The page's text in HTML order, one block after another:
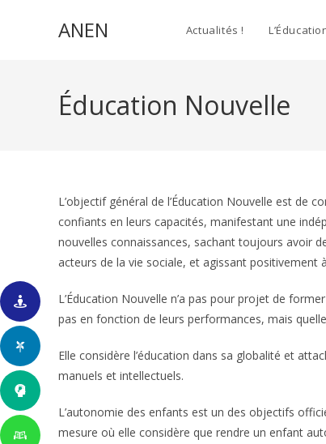
ANEN Actualités !
Éducation Nouvelle
L’objectif général de l’Éducation Nouvelle est de
confiants en leurs capacités, manifestant une
nouvelles connaissances, sachant toujours avoir
acteurs de la vie sociale, et agissant positivement
L’Éducation Nouvelle n’a pas pour projet de
pas en fonction de leurs performances, mais
Elle considère l’éducation dans sa globalité et
manuels et intellectuels.
L’autonomie des enfants est un des objectifs
mesure où elle considère que rendre un enfant